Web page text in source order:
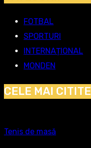
FOTBAL
SPORTURI
INTERNAȚIONAL
MONDEN
CELE MAI CITITE
Tenis de masă